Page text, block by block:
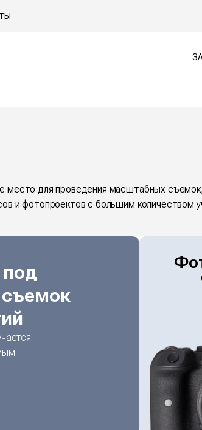
место для проведения масштабных съемок,
и фотопроектов c большим количеством